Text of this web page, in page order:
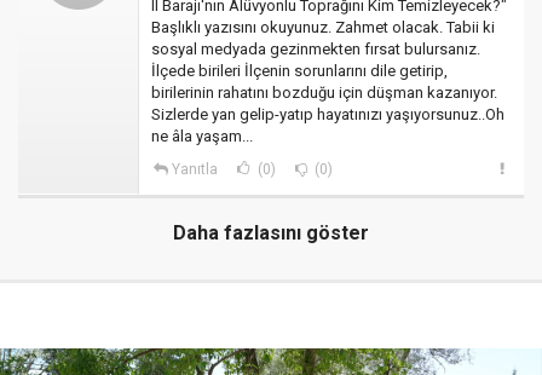
II Barajı'nın Alüvyonlu Toprağını Kim Temizleyecek?"
Başlıklı yazısını okuyunuz. Zahmet olacak. Tabii ki
sosyal medyada gezinmekten fırsat bulursanız.
İlçede birileri İlçenin sorunlarını dile getirip,
birilerinin rahatını bozduğu için düşman kazanıyor.
Sizlerde yan gelip-yatıp hayatınızı yaşıyorsunuz..Oh
ne âla yaşam...
Yanıtla (0) (0)
Daha fazlasını göster